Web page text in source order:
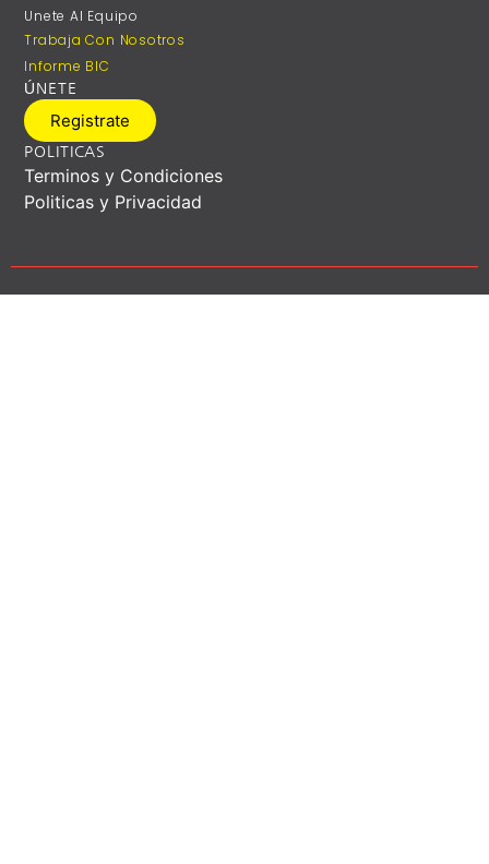
Unete Al Equipo
Trabaja Con Nosotros
Informe BIC
ÚNETE
Registrate
POLITICAS
Terminos y Condiciones
Politicas y Privacidad